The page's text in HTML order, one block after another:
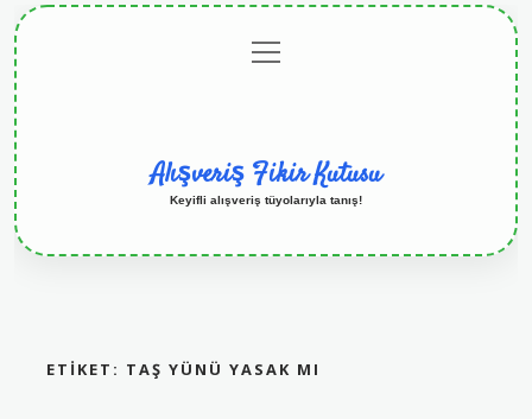
menüyü
aç
Alışveriş Fikir Kutusu
Keyifli alışveriş tüyolarıyla tanış!
ETIKET: TAŞ YÜNÜ YASAK MI